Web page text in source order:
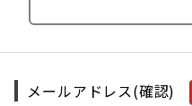
メールアドレス(確認)